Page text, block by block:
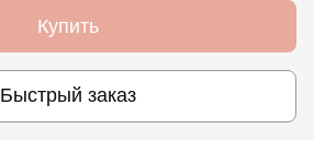
Купить
Быстрый заказ